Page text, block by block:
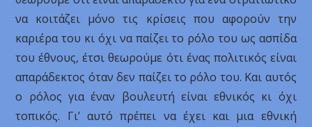
να κοιτάζει μόνο τις κρίσεις που αφορούν την
καριέρα του κι όχι να παίζει το ρόλο του ως ασπίδα
του έθνους, έτσι θεωρούμε ότι ένας πολιτικός είναι
απαράδεκτος όταν δεν παίζει το ρόλο του. Και αυτός
ο ρόλος για έναν βουλευτή είναι εθνικός κι όχι
τοπικός. Γι’ αυτό πρέπει να έχει και μια εθνική